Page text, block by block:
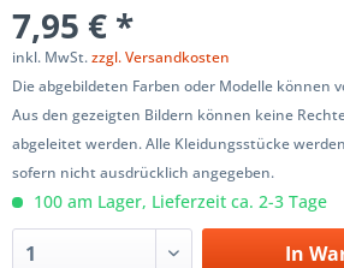
7,95 € *
inkl. MwSt.zzgl. Versandkosten
Die abgebildeten Farben oder Modelle können
Aus den gezeigten Bildern können keine
abgeleitet werden. Alle Kleidungsstücke
sofern nicht ausdrücklich angegeben.
100 am Lager, Lieferzeit ca. 2-3 Tage
In